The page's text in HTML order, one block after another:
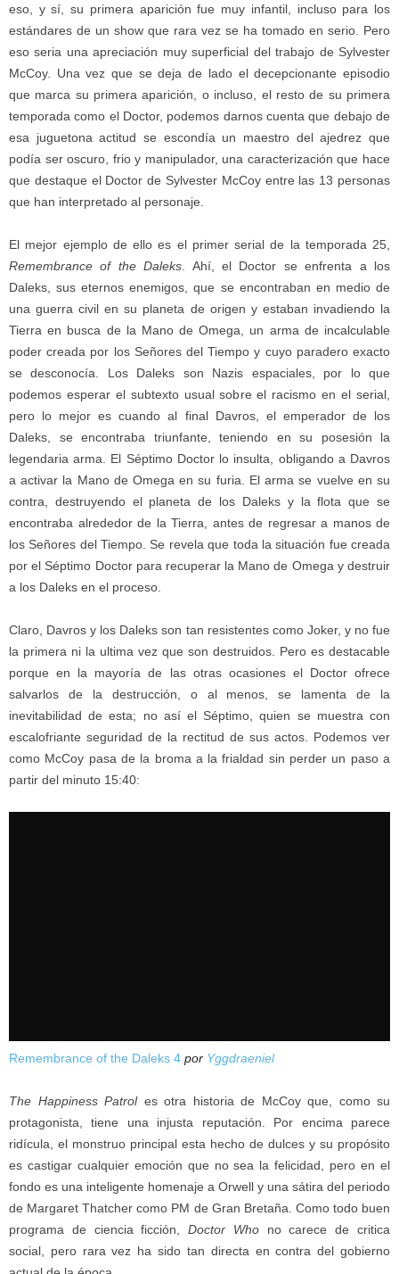
eso, y sí, su primera aparición fue muy infantil, incluso para los
estándares de un show que rara vez se ha tomado en serio. Pero
eso seria una apreciación muy superficial del trabajo de Sylvester
McCoy. Una vez que se deja de lado el decepcionante episodio
que marca su primera aparición, o incluso, el resto de su primera
temporada como el Doctor, podemos darnos cuenta que debajo de
esa juguetona actitud se escondía un maestro del ajedrez que
podía ser oscuro, frio y manipulador, una caracterización que hace
que destaque el Doctor de Sylvester McCoy entre las 13 personas
que han interpretado al personaje.
El mejor ejemplo de ello es el primer serial de la temporada 25,
Remembrance of the Daleks . Ahí, el Doctor se enfrenta a los
Daleks, sus eternos enemigos, que se encontraban en medio de
una guerra civil en su planeta de origen y estaban invadiendo la
Tierra en busca de la Mano de Omega, un arma de incalculable
poder creada por los Señores del Tiempo y cuyo paradero exacto
se desconocía. Los Daleks son Nazis espaciales, por lo que
podemos esperar el subtexto usual sobre el racismo en el serial,
pero lo mejor es cuando al final Davros, el emperador de los
Daleks, se encontraba triunfante, teniendo en su posesión la
legendaria arma. El Séptimo Doctor lo insulta, obligando a Davros
a activar la Mano de Omega en su furia. El arma se vuelve en su
contra, destruyendo el planeta de los Daleks y la flota que se
encontraba alrededor de la Tierra, antes de regresar a manos de
los Señores del Tiempo. Se revela que toda la situación fue creada
por el Séptimo Doctor para recuperar la Mano de Omega y destruir
a los Daleks en el proceso.
Claro, Davros y los Daleks son tan resistentes como Joker, y no fue
la primera ni la ultima vez que son destruidos. Pero es destacable
porque en la mayoría de las otras ocasiones el Doctor ofrece
salvarlos de la destrucción, o al menos, se lamenta de la
inevitabilidad de esta; no así el Séptimo, quien se muestra con
escalofriante seguridad de la rectitud de sus actos. Podemos ver
como McCoy pasa de la broma a la frialdad sin perder un paso a
partir del minuto 15:40:
Remembrance of the Daleks 4 por Yggdraeniel
The Happiness Patroles otra historia de McCoy que, como su
protagonista, tiene una injusta reputación. Por encima parece
ridícula, el monstruo principal esta hecho de dulces y su propósito
es castigar cualquier emoción que no sea la felicidad, pero en el
fondo es una inteligente homenaje a Orwell y una sátira del periodo
de Margaret Thatcher como PM de Gran Bretaña. Como todo buen
programa de ciencia ficción,Doctor Whono carece de critica
social, pero rara vez ha sido tan directa en contra del gobierno